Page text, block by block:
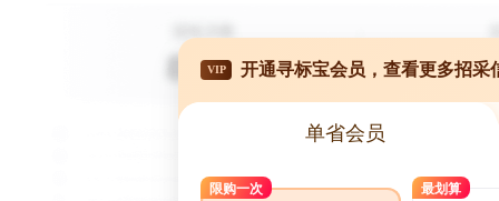
VIP 开通寻标宝会员，查看更多招采
单省会员
限购一次 最划算